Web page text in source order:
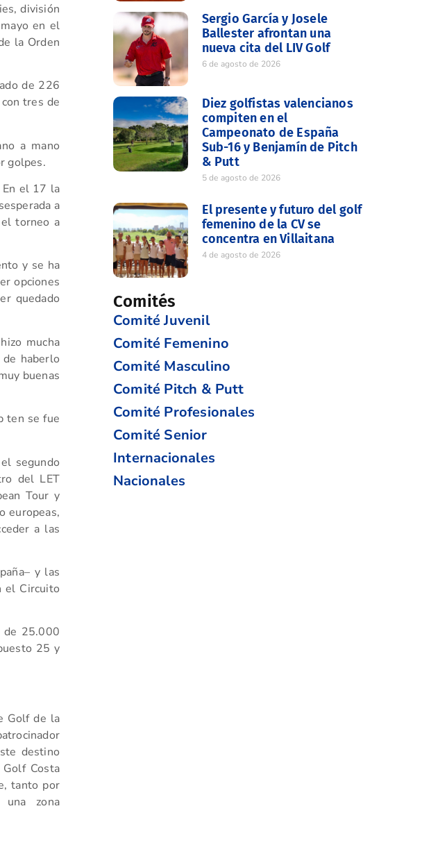
división
en el
la Orden
de 226
tres de
a mano
golpes.
En el 17 la
a
torneo a
y se ha
opciones
quedado
mucha
haberlo
buenas
ten se fue
segundo
del LET
Tour y
europeas,
a las
y las
el Circuito
de 25.000
25 y
Golf de la
destino
Costa
tanto por
zona
Sergio García y Josele
Ballester afrontan una
nueva cita del LIV Golf
6 de agosto de 2026
Diez golfistas valencianos
compiten en el
Campeonato de España
Sub-16 y Benjamín de Pitch
& Putt
5 de agosto de 2026
El presente y futuro del golf
femenino de la CV se
concentra en Villaitana
4 de agosto de 2026
Comités
Comité Juvenil
Comité Femenino
Comité Masculino
Comité Pitch & Putt
Comité Profesionales
Comité Senior
Internacionales
Nacionales